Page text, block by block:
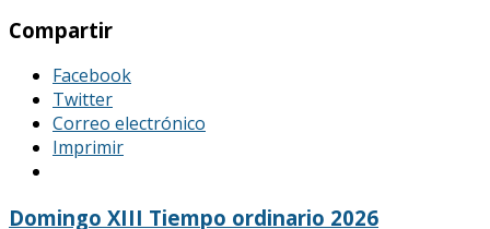
Compartir
Facebook
Twitter
Correo electrónico
Imprimir
Domingo XIII Tiempo ordinario 2026